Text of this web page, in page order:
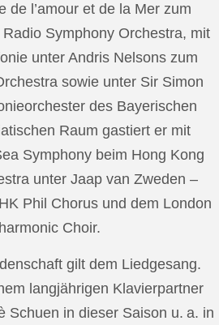
de l’amour et de la Mer zum
Symphony Orchestra, mit
unter Andris Nelsons zum
sowie unter Sir Simon
des Bayerischen
Raum gastiert er mit
Symphony beim Hong Kong
unter Jaap van Zweden –
Phil Chorus und dem London
Choir.
gilt dem Liedgesang.
langjährigen Klavierpartner
Schuen in dieser Saison u. a. in